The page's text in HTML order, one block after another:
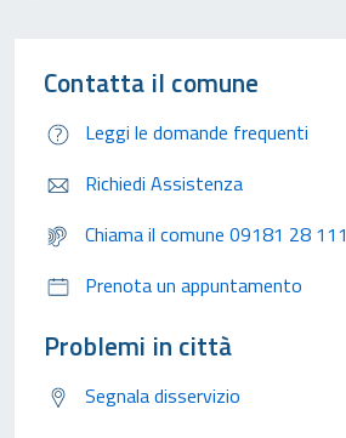
Contatta il comune
Leggi le domande frequenti
Richiedi Assistenza
Chiama il comune 09181 28 111
Prenota un appuntamento
Problemi in città
Segnala disservizio